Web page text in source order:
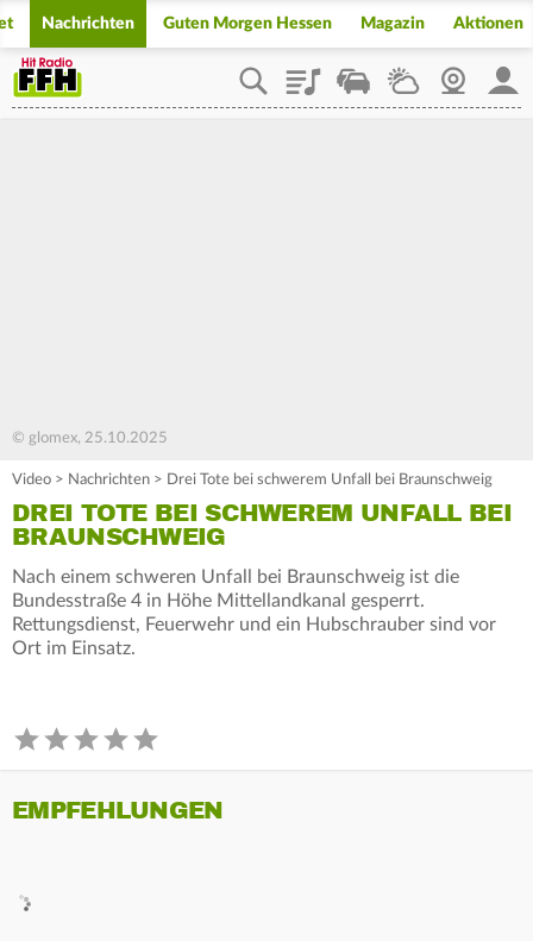
Nachrichten Guten Morgen Hessen Magazin Aktionen
PlaylistStaupilotWetterWebcam
© glomex, 25.10.2025
Video > Nachrichten > Drei Tote bei schwerem Unfall bei Braunschweig
DREI TOTE BEI SCHWEREM UNFALL BEI
BRAUNSCHWEIG
Nach einem schweren Unfall bei Braunschweig ist die
Bundesstraße 4 in Höhe Mittellandkanal gesperrt.
Rettungsdienst, Feuerwehr und ein Hubschrauber sind vor
Ort im Einsatz.
EMPFEHLUNGEN